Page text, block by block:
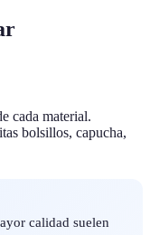
cada material.
bolsillos, capucha,
calidad suelen